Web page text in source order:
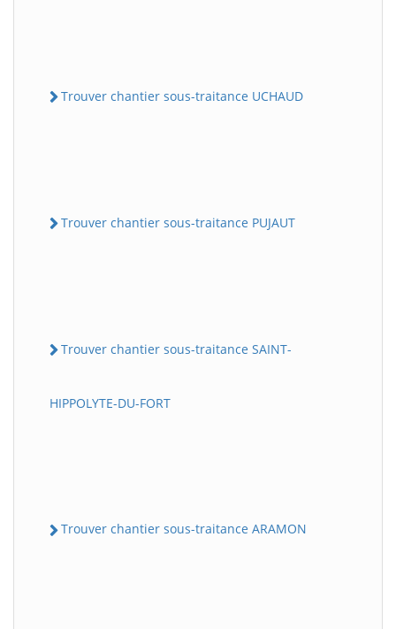
Trouver chantier sous-traitance UCHAUD
Trouver chantier sous-traitance PUJAUT
Trouver chantier sous-traitance SAINT-
HIPPOLYTE-DU-FORT
Trouver chantier sous-traitance ARAMON